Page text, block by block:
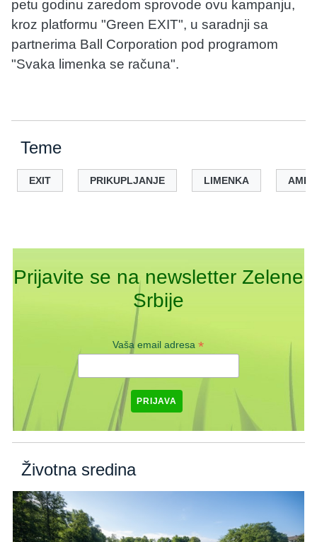
petu godinu zaredom sprovode ovu kampanju,
kroz platformu "Green EXIT", u saradnji sa
partnerima Ball Corporation pod programom
"Svaka limenka se računa".
Teme
EXIT PRIKUPLJANJE LIMENKA
Prijavite se na newsletter Zelene
Srbije
Vaša email adresa*
Životna sredina